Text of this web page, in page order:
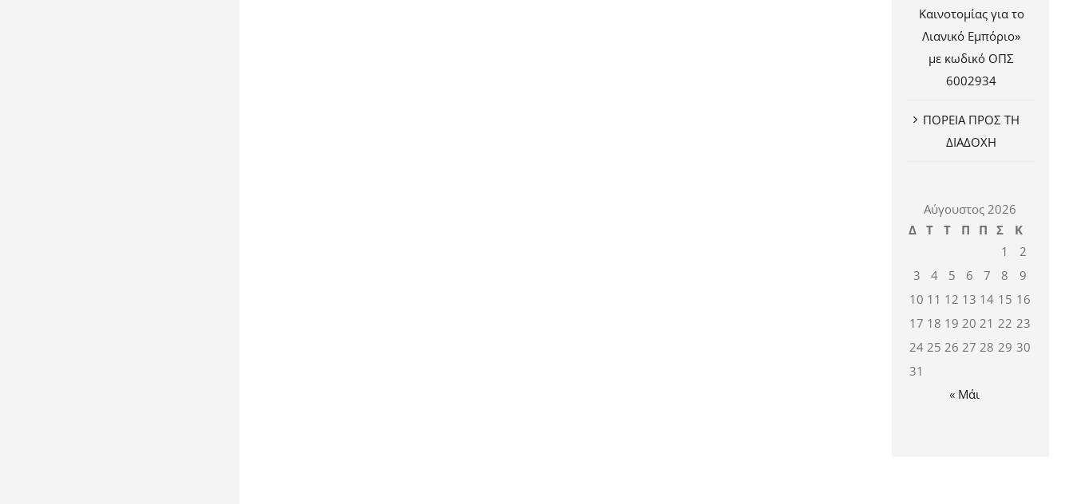
Καινοτομίας για το
Λιανικό Εμπόριο»
με κωδικό ΟΠΣ
6002934
ΠΟΡΕΙΑ ΠΡΟΣ ΤΗ
ΔΙΑΔΟΧΗ
Αύγουστος 2026
Δ
Τ Τ Π Π Σ
Κ
1
2
3
4 5 6 7 8
9
10 11 12 13 14 15 16
17 18 19 20 21 22 23
24 25 26 27 28 29 30
31
« Μάι